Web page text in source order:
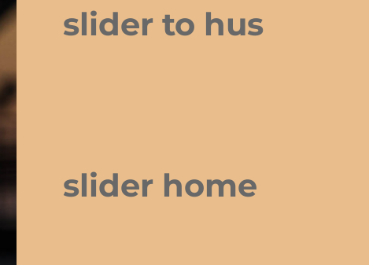
slider to hus
slider home